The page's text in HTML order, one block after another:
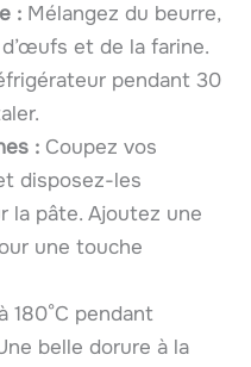
: Mélangez du beurre,
et de la farine.
pendant 30
: Coupez vos
disposez-les
la pâte. Ajoutez une
une touche
180°C pendant
belle dorure à la